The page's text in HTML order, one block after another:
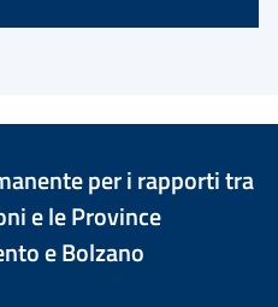
per i rapporti tra
e le Province
e Bolzano